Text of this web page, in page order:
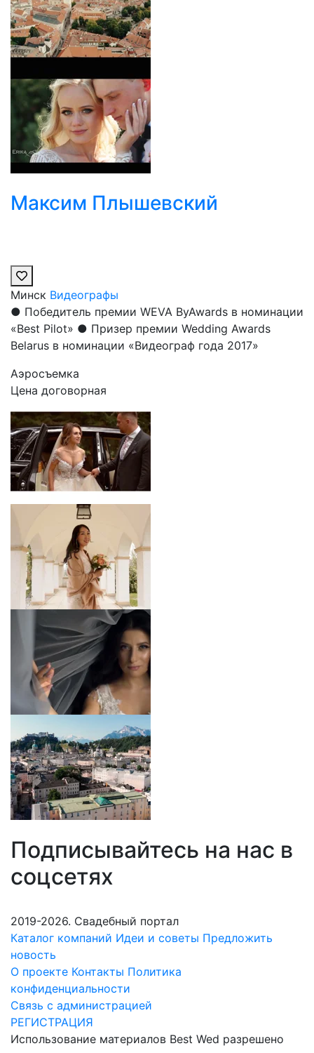
Максим Плышевский
Минск Видеографы
● Победитель премии WEVA ByAwards в номинации
«Best Pilot» ● Призер премии Wedding Awards
Belarus в номинации «Видеограф года 2017»
Аэросъемка
Цена договорная
Подписывайтесь на нас в
соцсетях
2019-2026. Свадебный портал
Каталог компаний Идеи и советы Предложить
новость
О проекте Контакты Политика
конфиденциальности
Связь с администрацией
РЕГИСТРАЦИЯ
Использование материалов Best Wed разрешено